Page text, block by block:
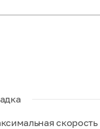
скорость